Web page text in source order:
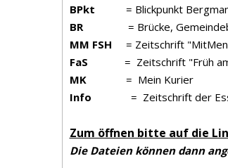
BPkt = Blickpunkt
BR= Brücke, Gemeindebrief
MM FSH = Zeitschrift
FaS = Zeitschrift "Früh am
MK
= Mein Kurier
Info
= Zeitschrift der
Zum öffnen bitte auf die
Die Dateien können dann